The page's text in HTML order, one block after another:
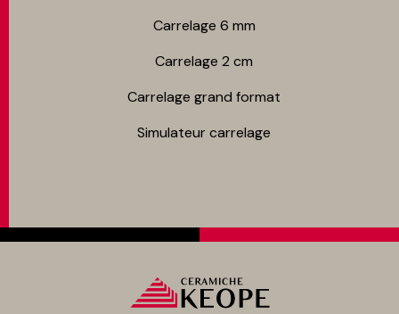
Carrelage 6 mm
Carrelage 2 cm
Carrelage grand format
Simulateur carrelage